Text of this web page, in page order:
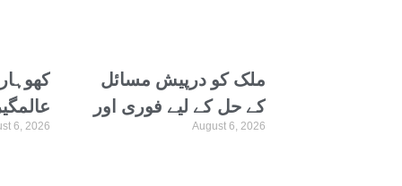
ویں
6, 2026
ملک کو درپیش مسائل
کے حل کے لیے فوری اور
جامع اصلاحات ناگزیر
August 6, 2026